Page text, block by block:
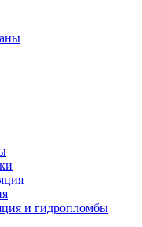
и гидропломбы